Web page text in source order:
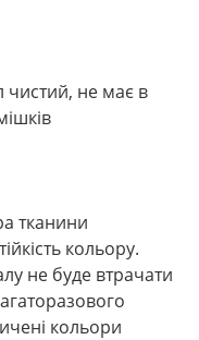
чистий, не має в
тканини
кольору.
не буде втрачати
кольори